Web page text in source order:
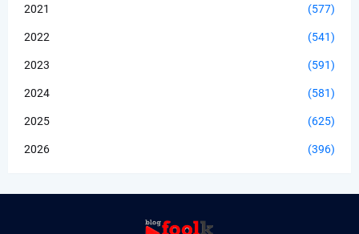
2021 (577)
2022 (541)
2023 (591)
2024 (581)
2025 (625)
2026 (396)